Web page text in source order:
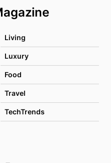
Living
Luxury
Food
Travel
TechTrends